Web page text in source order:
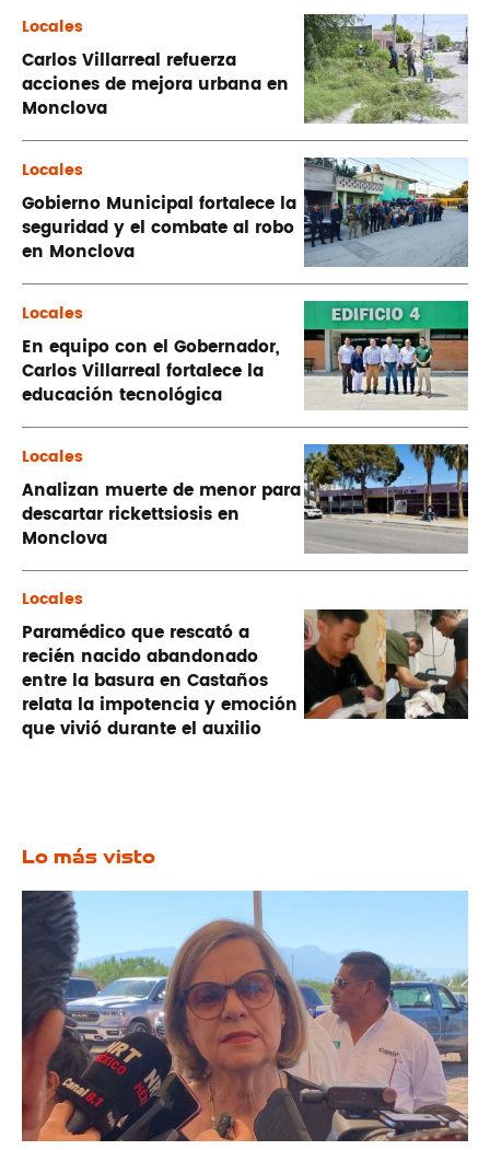
Locales
Carlos Villarreal refuerza
acciones de mejora urbana en
Monclova
Locales
Gobierno Municipal fortalece la
seguridad y el combate al robo
en Monclova
Locales
En equipo con el Gobernador,
Carlos Villarreal fortalece la
educación tecnológica
Locales
Analizan muerte de menor para
descartar rickettsiosis en
Monclova
Locales
Paramédico que rescató a
recién nacido abandonado
entre la basura en Castaños
relata la impotencia y emoción
que vivió durante el auxilio
Lo más visto